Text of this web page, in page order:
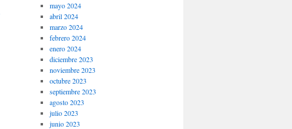
mayo 2024
abril 2024
marzo 2024
febrero 2024
enero 2024
diciembre 2023
noviembre 2023
octubre 2023
septiembre 2023
agosto 2023
julio 2023
junio 2023